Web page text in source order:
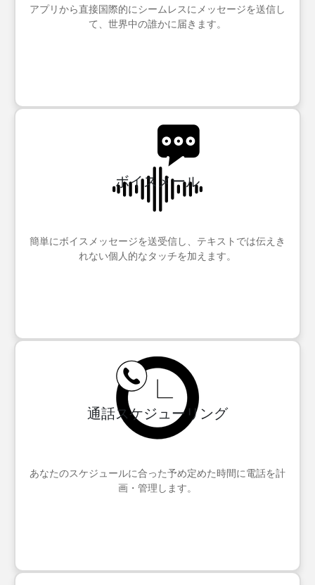
アプリから直接国際的にシームレスにメッセージを送信し
て、世界中の誰かに届きます。
ボイスメール
簡単にボイスメッセージを送受信し、テキストでは伝えき
れない個人的なタッチを加えます。
通話スケジューリング
あなたのスケジュールに合った予め定めた時間に電話を計
画・管理します。